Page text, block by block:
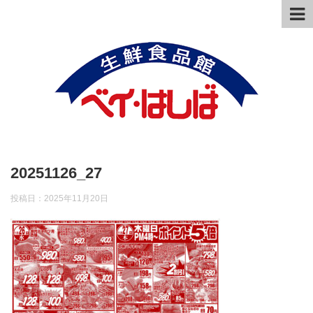
20251126_27
投稿日： 2025年11月20日